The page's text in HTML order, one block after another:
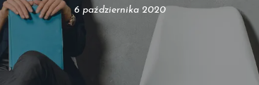
6 października 2020